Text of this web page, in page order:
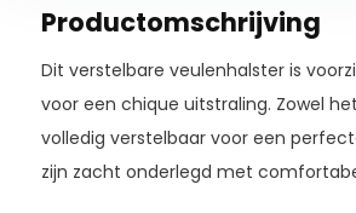
Productomschrijving
Dit verstelbare veulenhalster is
voor een chique uitstraling. Zowel
volledig verstelbaar voor een
zijn zacht onderlegd met